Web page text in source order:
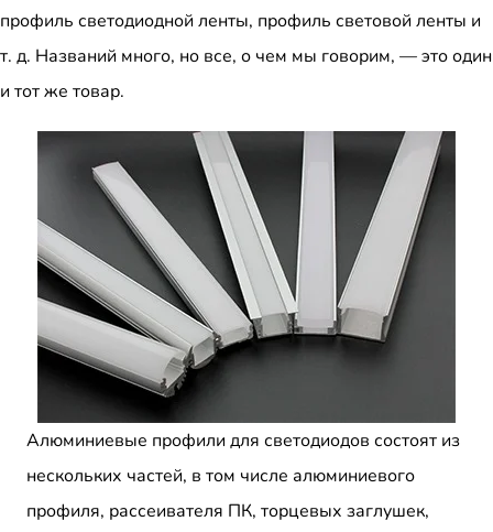
профиль светодиодной ленты, профиль световой ленты и
т. д. Названий много, но все, о чем мы говорим, — это один
и тот же товар.
Алюминиевые профили для светодиодов состоят из
нескольких частей, в том числе алюминиевого
профиля, рассеивателя ПК, торцевых заглушек,